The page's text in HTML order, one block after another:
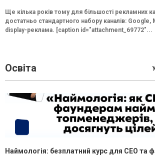
Ще кілька років тому для більшості рекламних
достатньо стандартного набору каналів: Google,
display-реклама. [caption id="attachment_69772"...
Освіта
Наймологія: безплатний курс для CEO та